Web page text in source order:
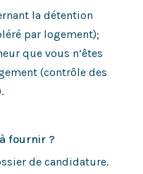
la détention
par logement);
que vous n’êtes
(contrôle des
fournir ?
de candidature.